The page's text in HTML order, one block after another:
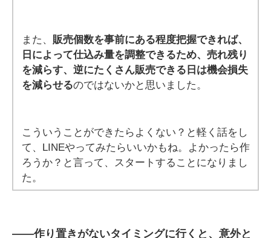
また、 販売個数を事前にある程度把握できれば、
日によって仕込み量を調整できるため、売れ残り
を減らす、逆にたくさん販売できる日は機会損失
を減らせるのではないかと思いました。
こういうことができたらよくない？と軽く話をし
て、LINEやってみたらいいかもね。よかったら作
ろうか？と言って、スタートすることになりまし
た。
――作り置きがないタイミングに行くと、意外と